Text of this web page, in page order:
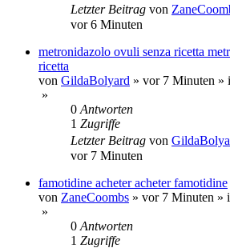
Letzter Beitrag von
vor 6 Minuten
metronidazolo ovuli senza ricetta
ricetta
von GildaBolyard » vor 7 Minuten »
»
0 Antworten
1 Zugriffe
Letzter Beitrag von
vor 7 Minuten
famotidine acheter acheter famotidine
von ZaneCoombs » vor 7 Minuten »
»
0 Antworten
1 Zugriffe